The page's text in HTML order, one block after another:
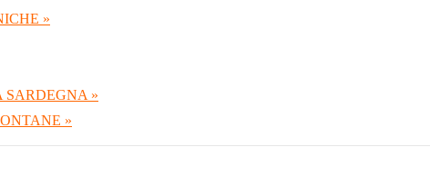
»
SARDEGNA »
»